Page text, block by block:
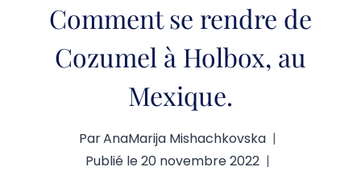
Comment se rendre de
Cozumel à Holbox, au
Mexique.
ParAnaMarija Mishachkovska
Publié le20 novembre 2022